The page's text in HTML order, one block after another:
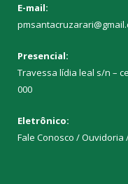
E-mail:
Presencial:
Travessa lídia leal s/n –
000
Eletrônico:
Fale Conosco / Ouvidoria